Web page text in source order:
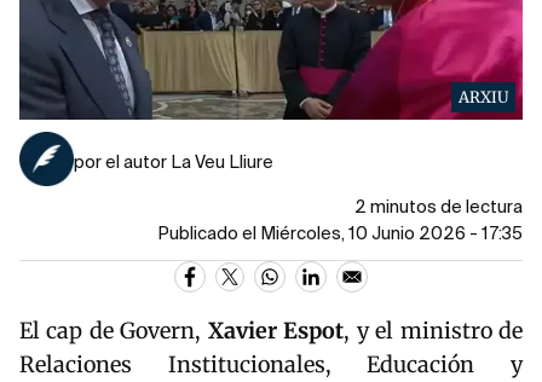
ARXIU
por el autor La Veu Lliure
2 minutos de lectura
Publicado el Miércoles, 10 Junio 2026 - 17:35
El cap de Govern, Xavier Espot, y el ministro de
Relaciones Institucionales, Educación y